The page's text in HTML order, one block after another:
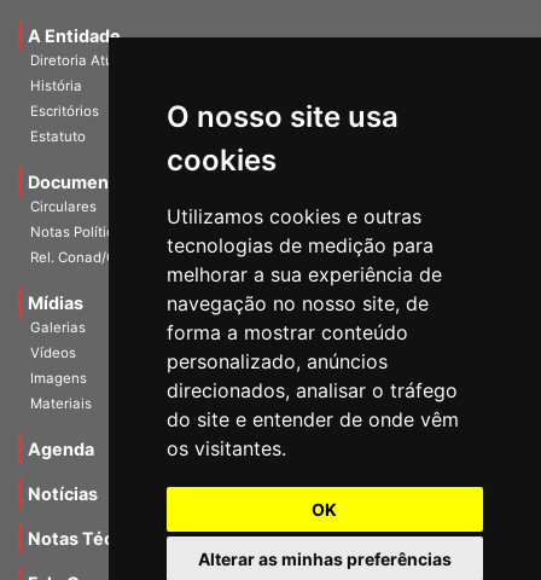
O nosso site usa
cookies
Utilizamos cookies e outras
tecnologias de medição para
melhorar a sua experiência de
navegação no nosso site, de
forma a mostrar conteúdo
personalizado, anúncios
direcionados, analisar o tráfego
do site e entender de onde vêm
os visitantes.
OK
Alterar as minhas preferências
A Entidade
Diretoria Atual
História
Escritórios
Estatuto
Documentos
Circulares
Notas Políticas
Rel. Conad/Congresso
Mídias
Galerias
Vídeos
Imagens
Materiais
Agenda
Notícias
Notas Técnicas